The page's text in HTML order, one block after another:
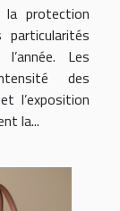
la protection
Les
des
l’exposition
la...